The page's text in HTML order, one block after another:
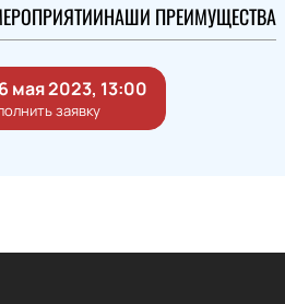
НАШИ ПРЕИМУЩЕСТВА